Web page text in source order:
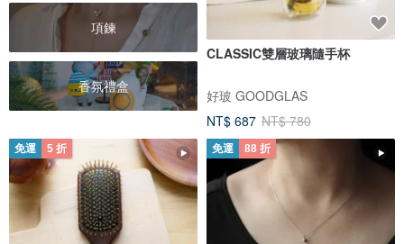
項鍊
香氛禮盒
CLASSIC雙層玻璃隨手杯
好玻 GOODGLAS
NT$ 687 NT$ 780
免運 5 折 免運 88 折